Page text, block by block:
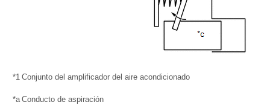
*1 Conjunto del amplificador del aire acondicionado
*a Conducto de aspiración